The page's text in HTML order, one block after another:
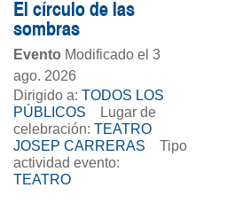
El círculo de las
sombras
Evento Modificado el 3
ago. 2026
Dirigido a: TODOS LOS
PÚBLICOS
Lugar de
celebración: TEATRO
JOSEP CARRERAS
Tipo
actividad evento:
TEATRO